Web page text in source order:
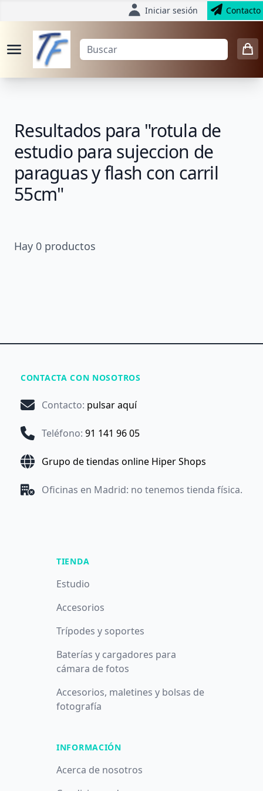
Iniciar sesión Contacto
Resultados para "rotula de
estudio para sujeccion de
paraguas y flash con carril
55cm"
Hay 0 productos
CONTACTA CON NOSOTROS
Contacto: pulsar aquí
Teléfono: 91 141 96 05
Grupo de tiendas online Hiper Shops
Oficinas en Madrid: no tenemos tienda física.
TIENDA
Estudio
Accesorios
Trípodes y soportes
Baterías y cargadores para
cámara de fotos
Accesorios, maletines y bolsas de
fotografía
INFORMACIÓN
Acerca de nosotros